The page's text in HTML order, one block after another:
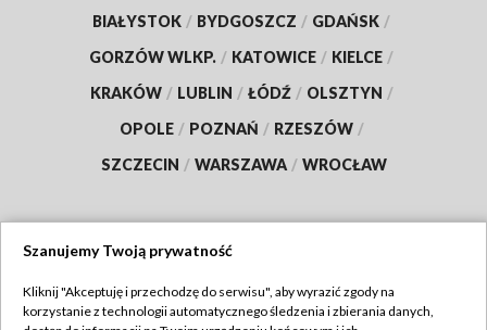
BIAŁYSTOK / BYDGOSZCZ / GDAŃSK /
GORZÓW WLKP. / KATOWICE / KIELCE /
KRAKÓW / LUBLIN / ŁÓDŹ / OLSZTYN /
OPOLE / POZNAŃ / RZESZÓW /
SZCZECIN / WARSZAWA / WROCŁAW
TVP
Szanujemy Twoją prywatność
Kliknij "Akceptuję i przechodzę do serwisu", aby wyrazić zgody na
korzystanie z technologii automatycznego śledzenia i zbierania danych,